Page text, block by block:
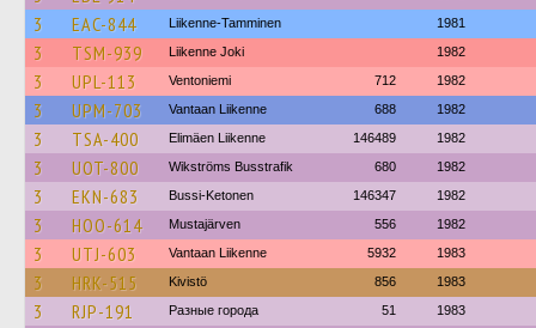
3 EAC-844 Liikenne-Tamminen 1981
3 TSM-939 Liikenne Joki 1982
3 UPL-113 Ventoniemi 712 1982
3 UPM-703 Vantaan Liikenne 688 1982
3 TSA-400 Elimäen Liikenne 146489 1982
3 UOT-800 Wikströms Busstrafik 680 1982
3 EKN-683 Bussi-Ketonen 146347 1982
3 HOO-614 Mustajärven 556 1982
3 UTJ-603 Vantaan Liikenne 5932 1983
3 HRK-515 Kivistö 856 1983
3 RJP-191 Разные города 51 1983